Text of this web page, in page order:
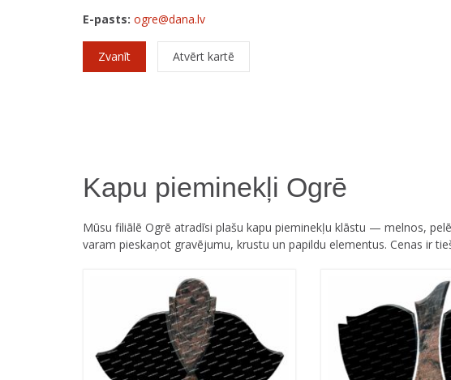
E-pasts: ogre@dana.lv
Zvanīt Atvērt kartē
Kapu pieminekļi Ogrē
Mūsu filiālē Ogrē atradīsi plašu kapu pieminekļu klāstu — melnos,
varam pieskaņot gravējumu, krustu un papildu elementus. Cenas ir